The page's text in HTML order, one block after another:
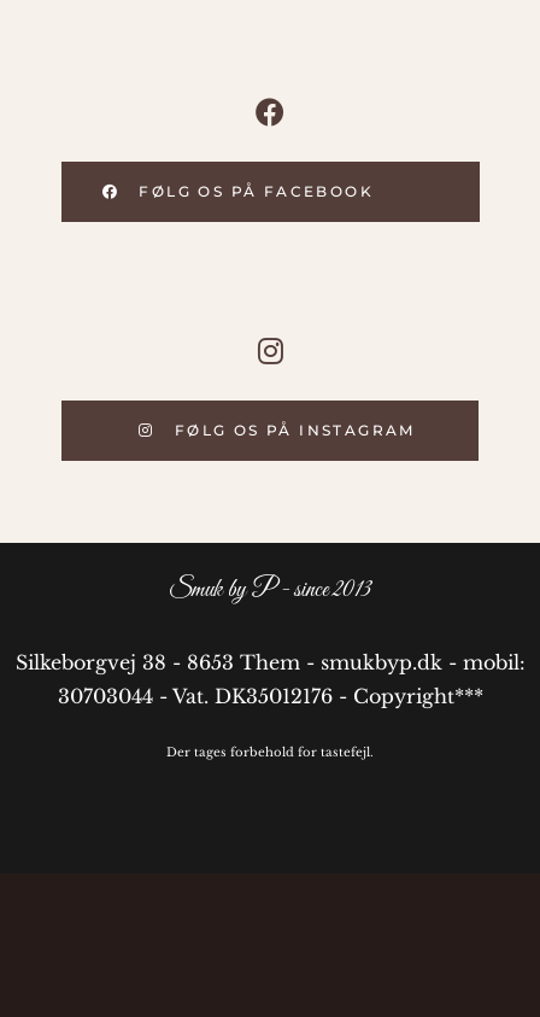
FØLG OS PÅ FACEBOOK
FØLG OS PÅ INSTAGRAM
Smuk by P - since 2013
Silkeborgvej 38 - 8653 Them - smukbyp.dk - mobil:
30703044 - Vat. DK35012176 - Copyright***
Der tages forbehold for tastefejl.